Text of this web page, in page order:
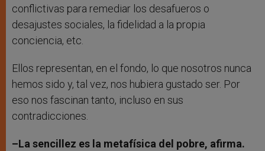
conflictivas para remediar los desafueros o
desajustes sociales, la fidelidad a la propia
conciencia, etc.
Ellos representan, en el fondo, lo que nosotros nunca
hemos sido y, tal vez, nos hubiera gustado ser. Por
eso nos fascinan tanto, incluso en sus
contradicciones.
–La sencillez es la metafísica del pobre, afirma.